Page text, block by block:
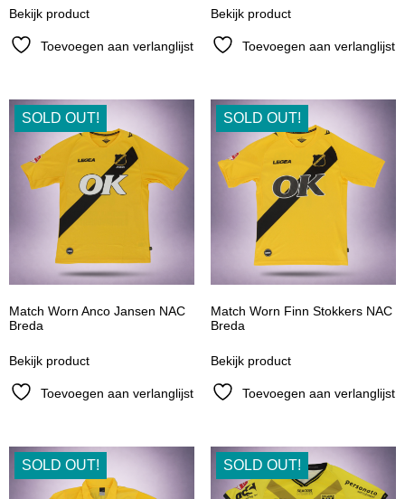
Bekijk product
Toevoegen aan verlanglijst
Bekijk product
Toevoegen aan verlanglijst
SOLD OUT!
Match Worn Anco Jansen NAC
Breda
Bekijk product
Toevoegen aan verlanglijst
SOLD OUT!
Match Worn Finn Stokkers NAC
Breda
Bekijk product
Toevoegen aan verlanglijst
SOLD OUT! SOLD OUT!